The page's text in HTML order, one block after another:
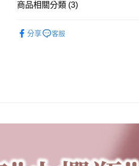
每筆NT$60，滿NT$999(含以上)免運費
付款後全家取貨運費
付款後711取貨運費
商品相關分類 (3)
分享 客服